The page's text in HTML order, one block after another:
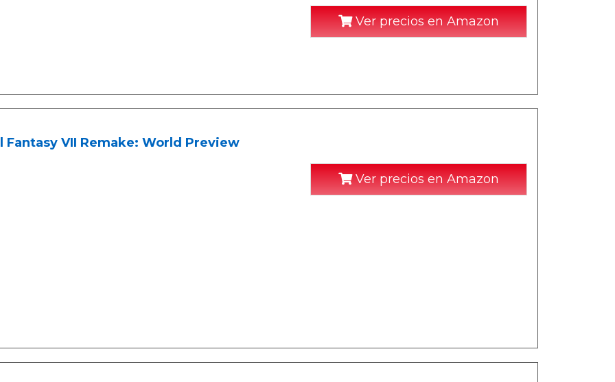
Ver precios en Amazon
Fantasy VII Remake: World Preview
Ver precios en Amazon